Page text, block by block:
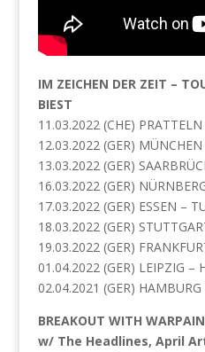
IM ZEICHEN DER ZEIT –
BIEST
11.03.2022 (CHE)
12.03.2022 (GER)
13.03.2022 (GER)
16.03.2022 (GER)
17.03.2022 (GER) ESSEN –
18.03.2022 (GER)
19.03.2022 (GER)
01.04.2022 (GER) LEIPZIG –
02.04.2021 (GER) HAMBURG
BREAKOUT WITH
w/ The Headlines, April